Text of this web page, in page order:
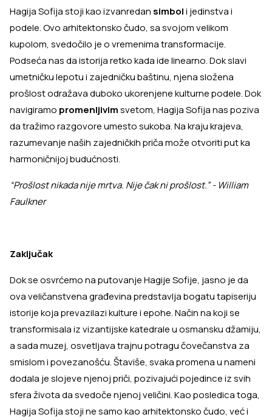
Hagija Sofija stoji kao izvanredan simboli jedinstva i
podele. Ovo arhitektonsko čudo, sa svojom velikom
kupolom, svedočilo je o vremenima transformacije.
Podseća nas da istorija retko kada ide linearno. Dok slavi
umetničku lepotu i zajedničku baštinu, njena složena
prošlost odražava duboko ukorenjene kulturne podele. Dok
navigiramo promenljivimsvetom, Hagija Sofija nas poziva
da tražimo razgovore umesto sukoba. Na kraju krajeva,
razumevanje naših zajedničkih priča može otvoriti put ka
harmoničnijoj budućnosti.
“Prošlost nikada nije mrtva. Nije čak ni prošlost.” - William
Faulkner
Zaključak
Dok se osvrćemo na putovanje Hagije Sofije, jasno je da
ova veličanstvena građevina predstavlja bogatu tapiseriju
istorije koja prevazilazi kulture i epohe. Način na koji se
transformisala iz vizantijske katedrale u osmansku džamiju,
a sada muzej, osvetljava trajnu potragu čovečanstva za
smislom i povezanošću. Štaviše, svaka promena u nameni
dodala je slojeve njenoj priči, pozivajući pojedince iz svih
sfera života da svedoče njenoj veličini. Kao posledica toga,
Hagija Sofija stoji ne samo kao arhitektonsko čudo, već i